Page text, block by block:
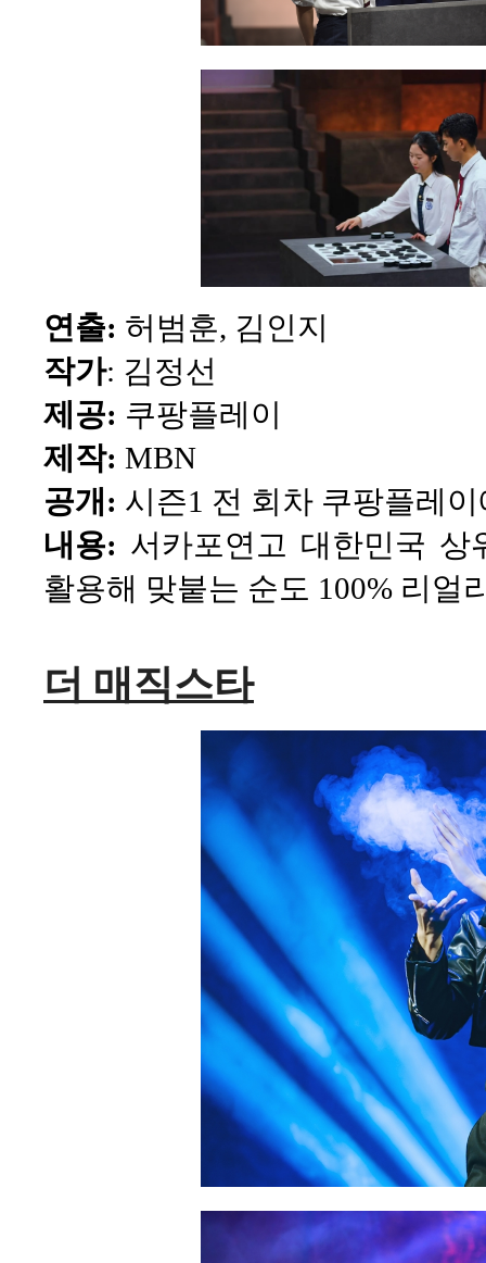
연출: 허범훈, 김인지
작가: 김정선
제공: 쿠팡플레이
제작: MBN
공개: 시즌1 전 회차 쿠팡플레
내용: 서카포연고 대한민국
활용해 맞붙는 순도 100% 리얼
더 매직스타